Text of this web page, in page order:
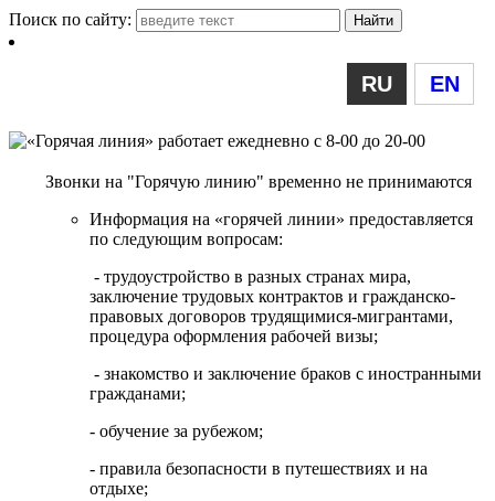
Поиск по сайту:
RU EN
Звонки на "Горячую линию" временно не принимаются
Информация на «горячей линии» предоставляется
по следующим вопросам:
- трудоустройство в разных странах мира,
заключение трудовых контрактов и гражданско-
правовых договоров трудящимися-мигрантами,
процедура оформления рабочей визы;
- знакомство и заключение браков с иностранными
гражданами;
- обучение за рубежом;
- правила безопасности в путешествиях и на
отдыхе;